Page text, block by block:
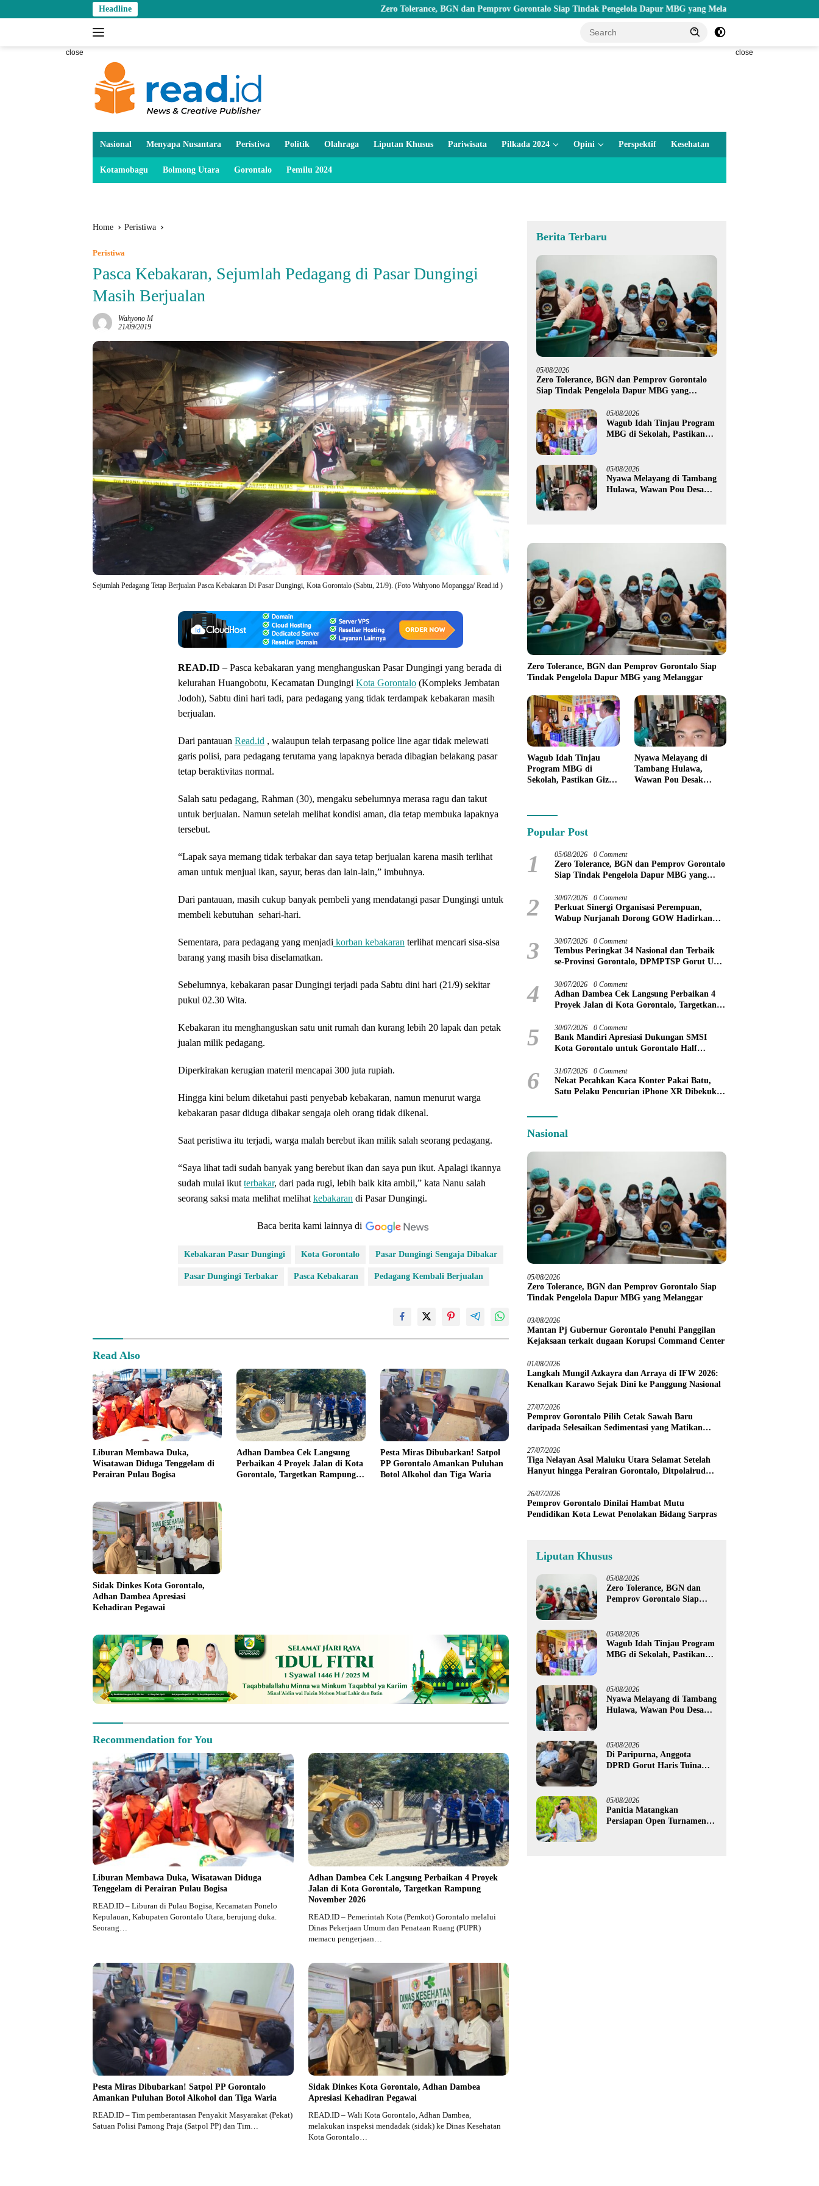
to
Headline Zero Tolerance, BGN dan Pemprov Gorontalo Siap Tindak Pengelola Dapur MBG yang Melanggar Wagub Idah Tinjau
close close
Nasional Menyapa Nusantara Peristiwa Politik Olahraga Liputan Khusus Pariwisata Pilkada 2024 Opini Perspektif Kesehatan
Kotamobagu Bolmong Utara Gorontalo Pemilu 2024
Home Peristiwa
Peristiwa
Pasca Kebakaran, Sejumlah Pedagang di Pasar Dungingi
Masih Berjualan
Wahyono M
21/09/2019
Sejumlah Pedagang Tetap Berjualan Pasca Kebakaran Di Pasar Dungingi, Kota Gorontalo (Sabtu, 21/9). (Foto Wahyono Mopangga/ Read.id )
READ.ID – Pasca kebakaran yang menghanguskan Pasar Dungingi yang berada di
kelurahan Huangobotu, Kecamatan Dungingi Kota Gorontalo (Kompleks Jembatan
Jodoh), Sabtu dini hari tadi, para pedagang yang tidak terdampak kebakaran masih
berjualan.
Dari pantauan Read.id , walaupun telah terpasang police line agar tidak melewati
garis polisi, para pedagang terutama yang lapaknya berada dibagian belakang pasar
tetap beraktivitas normal.
Salah satu pedagang, Rahman (30), mengaku sebelumnya merasa ragu dan takut
untuk berjualan. Namun setelah melihat kondisi aman, dia tetap membuka lapaknya
tersebut.
“Lapak saya memang tidak terbakar dan saya tetap berjualan karena masih terlihat
aman untuk menjual ikan, sayur, beras dan lain-lain,” imbuhnya.
Dari pantauan, masih cukup banyak pembeli yang mendatangi pasar Dungingi untuk
membeli kebutuhan sehari-hari.
Sementara, para pedagang yang menjadi korban kebakaran terlihat mencari sisa-sisa
barang yang masih bisa diselamatkan.
Sebelumnya, kebakaran pasar Dungingi terjadi pada Sabtu dini hari (21/9) sekitar
pukul 02.30 Wita.
Kebakaran itu menghanguskan satu unit rumah dan kurang lebih 20 lapak dan petak
jualan milik pedagang.
Diperkirakan kerugian materil mencapai 300 juta rupiah.
Hingga kini belum diketahui pasti penyebab kebakaran, namun menurut warga
kebakaran pasar diduga dibakar sengaja oleh orang tidak dikenal.
Saat peristiwa itu terjadi, warga malah berebut ikan milik salah seorang pedagang.
“Saya lihat tadi sudah banyak yang berebut ikan dan saya pun ikut. Apalagi ikannya
sudah mulai ikut terbakar, dari pada rugi, lebih baik kita ambil,” kata Nanu salah
seorang saksi mata melihat melihat kebakaran di Pasar Dungingi.
Baca berita kami lainnya di
Kebakaran Pasar Dungingi Kota Gorontalo Pasar Dungingi Sengaja Dibakar
Pasar Dungingi Terbakar Pasca Kebakaran Pedagang Kembali Berjualan
Read Also
Liburan Membawa Duka,
Wisatawan Diduga Tenggelam di
Perairan Pulau Bogisa
Adhan Dambea Cek Langsung
Perbaikan 4 Proyek Jalan di Kota
Gorontalo, Targetkan Rampung
Pesta Miras Dibubarkan! Satpol
PP Gorontalo Amankan Puluhan
Botol Alkohol dan Tiga Waria
Sidak Dinkes Kota Gorontalo,
Adhan Dambea Apresiasi
Kehadiran Pegawai
Recommendation for You
Liburan Membawa Duka, Wisatawan Diduga
Tenggelam di Perairan Pulau Bogisa
READ.ID – Liburan di Pulau Bogisa, Kecamatan Ponelo
Kepulauan, Kabupaten Gorontalo Utara, berujung duka.
Seorang…
Adhan Dambea Cek Langsung Perbaikan 4 Proyek
Jalan di Kota Gorontalo, Targetkan Rampung
November 2026
READ.ID – Pemerintah Kota (Pemkot) Gorontalo melalui
Dinas Pekerjaan Umum dan Penataan Ruang (PUPR)
memacu pengerjaan…
Pesta Miras Dibubarkan! Satpol PP Gorontalo
Amankan Puluhan Botol Alkohol dan Tiga Waria
READ.ID – Tim pemberantasan Penyakit Masyarakat (Pekat)
Satuan Polisi Pamong Praja (Satpol PP) dan Tim…
Sidak Dinkes Kota Gorontalo, Adhan Dambea
Apresiasi Kehadiran Pegawai
READ.ID – Wali Kota Gorontalo, Adhan Dambea,
melakukan inspeksi mendadak (sidak) ke Dinas Kesehatan
Kota Gorontalo…
Berita Terbaru
05/08/2026
Zero Tolerance, BGN dan Pemprov Gorontalo
Siap Tindak Pengelola Dapur MBG yang
05/08/2026
Wagub Idah Tinjau Program
MBG di Sekolah, Pastikan
05/08/2026
Nyawa Melayang di Tambang
Hulawa, Wawan Pou Desak
Zero Tolerance, BGN dan Pemprov Gorontalo Siap
Tindak Pengelola Dapur MBG yang Melanggar
Wagub Idah Tinjau
Program MBG di
Sekolah, Pastikan Gizi
Nyawa Melayang di
Tambang Hulawa,
Wawan Pou Desak
Popular Post
1 05/08/2026 0 Comment
Zero Tolerance, BGN dan Pemprov Gorontalo
Siap Tindak Pengelola Dapur MBG yang
2 30/07/2026 0 Comment
Perkuat Sinergi Organisasi Perempuan,
Wabup Nurjanah Dorong GOW Hadirkan
3 30/07/2026 0 Comment
Tembus Peringkat 34 Nasional dan Terbaik
se-Provinsi Gorontalo, DPMPTSP Gorut Ukir
4 30/07/2026 0 Comment
Adhan Dambea Cek Langsung Perbaikan 4
Proyek Jalan di Kota Gorontalo, Targetkan
5 30/07/2026 0 Comment
Bank Mandiri Apresiasi Dukungan SMSI
Kota Gorontalo untuk Gorontalo Half
6 31/07/2026 0 Comment
Nekat Pecahkan Kaca Konter Pakai Batu,
Satu Pelaku Pencurian iPhone XR Dibekuk
Nasional
05/08/2026
Zero Tolerance, BGN dan Pemprov Gorontalo Siap
Tindak Pengelola Dapur MBG yang Melanggar
03/08/2026
Mantan Pj Gubernur Gorontalo Penuhi Panggilan
Kejaksaan terkait dugaan Korupsi Command Center
01/08/2026
Langkah Mungil Azkayra dan Arraya di IFW 2026:
Kenalkan Karawo Sejak Dini ke Panggung Nasional
27/07/2026
Pemprov Gorontalo Pilih Cetak Sawah Baru
daripada Selesaikan Sedimentasi yang Matikan
27/07/2026
Tiga Nelayan Asal Maluku Utara Selamat Setelah
Hanyut hingga Perairan Gorontalo, Ditpolairud
26/07/2026
Pemprov Gorontalo Dinilai Hambat Mutu
Pendidikan Kota Lewat Penolakan Bidang Sarpras
Liputan Khusus
05/08/2026
Zero Tolerance, BGN dan
Pemprov Gorontalo Siap
05/08/2026
Wagub Idah Tinjau Program
MBG di Sekolah, Pastikan
05/08/2026
Nyawa Melayang di Tambang
Hulawa, Wawan Pou Desak
05/08/2026
Di Paripurna, Anggota
DPRD Gorut Haris Tuina
05/08/2026
Panitia Matangkan
Persiapan Open Turnamen